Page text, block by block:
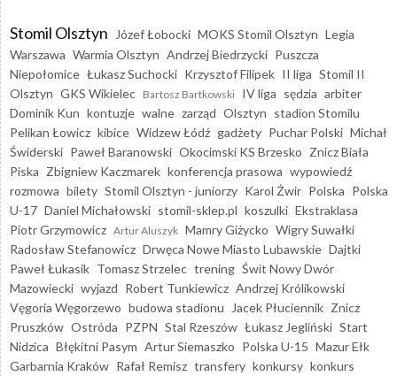
Stomil Olsztyn Józef Łobocki MOKS Stomil Olsztyn Legia
Warszawa Warmia Olsztyn Andrzej Biedrzycki Puszcza
Niepołomice Łukasz Suchocki Krzysztof Filipek II liga Stomil II
Olsztyn GKS Wikielec Bartosz Bartkowski IV liga sędzia arbiter
Dominik Kun kontuzje walne zarząd Olsztyn stadion Stomilu
Pelikan Łowicz kibice Widzew Łódź gadżety Puchar Polski Michał
Świderski Paweł Baranowski Okocimski KS Brzesko Znicz Biała
Piska Zbigniew Kaczmarek konferencja prasowa wypowiedź
rozmowa bilety Stomil Olsztyn - juniorzy Karol Żwir Polska Polska
U-17 Daniel Michałowski stomil-sklep.pl koszulki Ekstraklasa
Piotr Grzymowicz Artur Aluszyk Mamry Giżycko Wigry Suwałki
Radosław Stefanowicz Drwęca Nowe Miasto Lubawskie Dajtki
Paweł Łukasik Tomasz Strzelec trening Świt Nowy Dwór
Mazowiecki wyjazd Robert Tunkiewicz Andrzej Królikowski
Vęgoria Węgorzewo budowa stadionu Jacek Płuciennik Znicz
Pruszków Ostróda PZPN Stal Rzeszów Łukasz Jegliński Start
Nidzica Błękitni Pasym Artur Siemaszko Polska U-15 Mazur Ełk
Garbarnia Kraków Rafał Remisz transfery konkursy konkurs